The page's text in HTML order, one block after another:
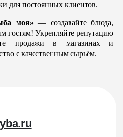
для постоянных клиентов.
моя» — создавайте блюда,
гостям! Укрепляйте репутацию
продажи в магазинах и
с качественным сырьём.